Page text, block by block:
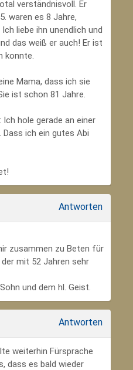
verständnisvoll. Er
waren es 8 Jahre,
liebe ihn unendlich und
das weiß er auch! Er ist
konnte.
Mama, dass ich sie
ist schon 81 Jahre.
hole gerade an einer
ich ein gutes Abi
Antworten
zusammen zu Beten für
mit 52 Jahren sehr
und dem hl. Geist.
Antworten
weiterhin Fürsprache
dass es bald wieder